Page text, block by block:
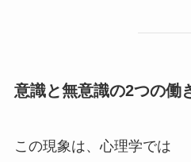
意識と無意識の2つの働
この現象は、心理学では